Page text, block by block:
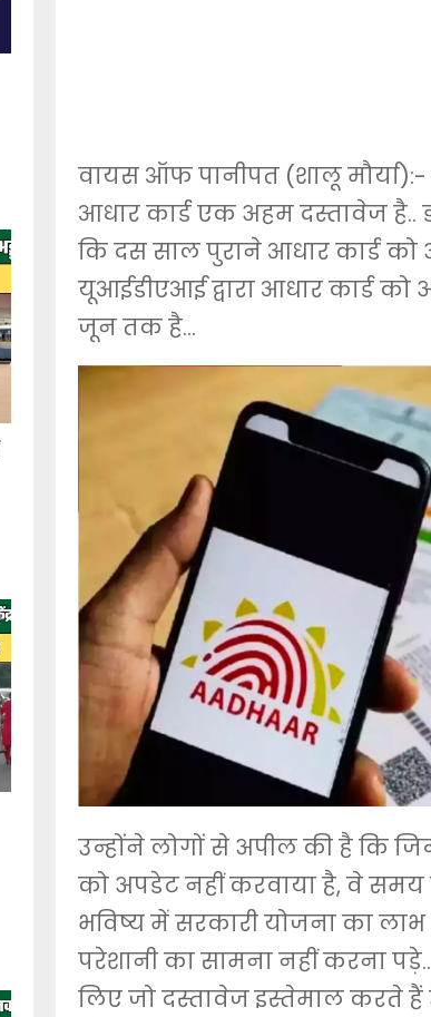
वायस ऑफ पानीपत (शालू
आधार कार्ड एक अहम दस्तावेज है..
कि दस साल पुराने आधार कार्ड को
यूआईडीएआई द्वारा आधार कार्ड
जून तक है…
उन्होंने लोगों से अपील की है कि
को अपडेट नहीं करवाया है, वे
भविष्य में सरकारी योजना का
परेशानी का सामना नहीं करना
लिए जो दस्तावेज इस्तेमाल करते